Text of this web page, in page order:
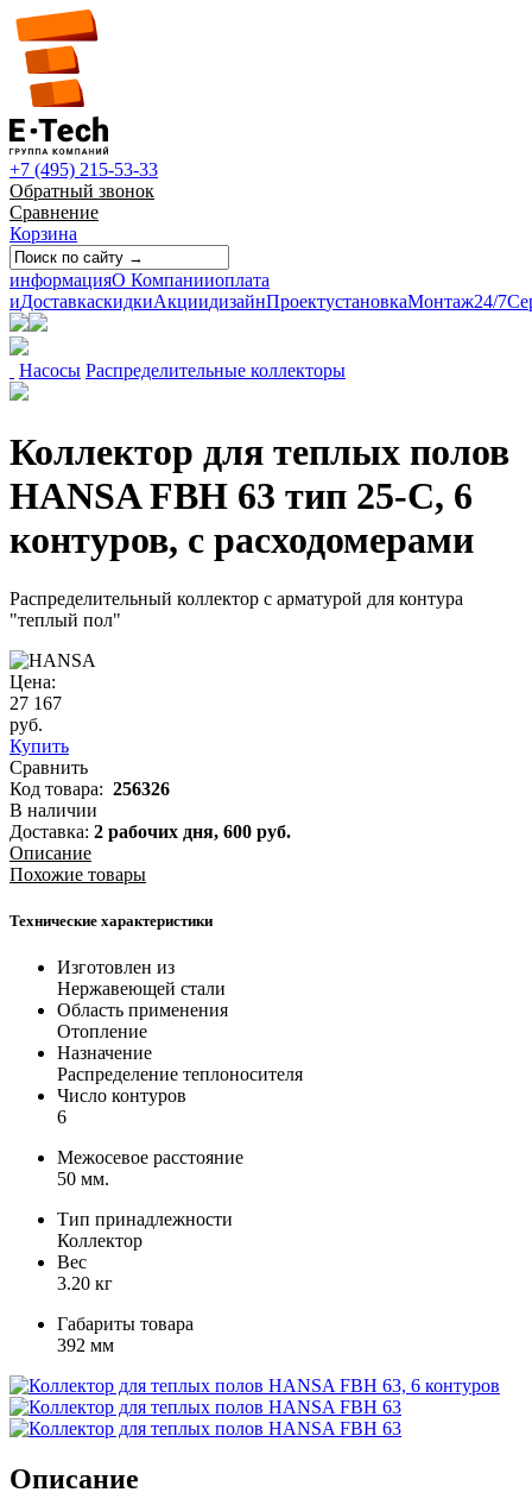
+7 (495) 215-53-33
Обратный звонок
Сравнение
Корзина
информацияО Компанииоплата
иДоставкаскидкиАкциидизайнПроектустановкаМонтаж24/7
Насосы Распределительные коллекторы
Коллектор для теплых полов
HANSA FBH 63 тип 25-С, 6
контуров, с расходомерами
Распределительный коллектор с арматурой для контура
"теплый пол"
Цена:
27 167
руб.
Купить
Сравнить
Код товара: 256326
В наличии
Доставка: 2 рабочих дня, 600 руб.
Описание
Похожие товары
Технические характеристики
Изготовлен из
Нержавеющей стали
Область применения
Отопление
Назначение
Распределение теплоносителя
Число контуров
6
Межосевое расстояние
50 мм.
Тип принадлежности
Коллектор
Вес
3.20 кг
Габариты товара
392 мм
Описание